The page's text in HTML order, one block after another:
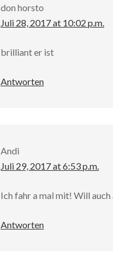
don horsto
Juli 28, 2017 at 10:02 p.m.
brilliant er ist
Antworten
Andi
Juli 29, 2017 at 6:53 p.m.
Ich fahr a mal mit! Will auch
Antworten